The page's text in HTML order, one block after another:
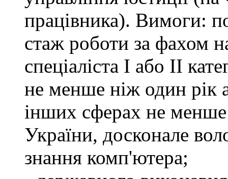
працівника). Вимоги:
стаж роботи за фахом
спеціаліста І або ІІ
не менше ніж один рік
інших сферах не
України, досконале
знання комп'ютера;